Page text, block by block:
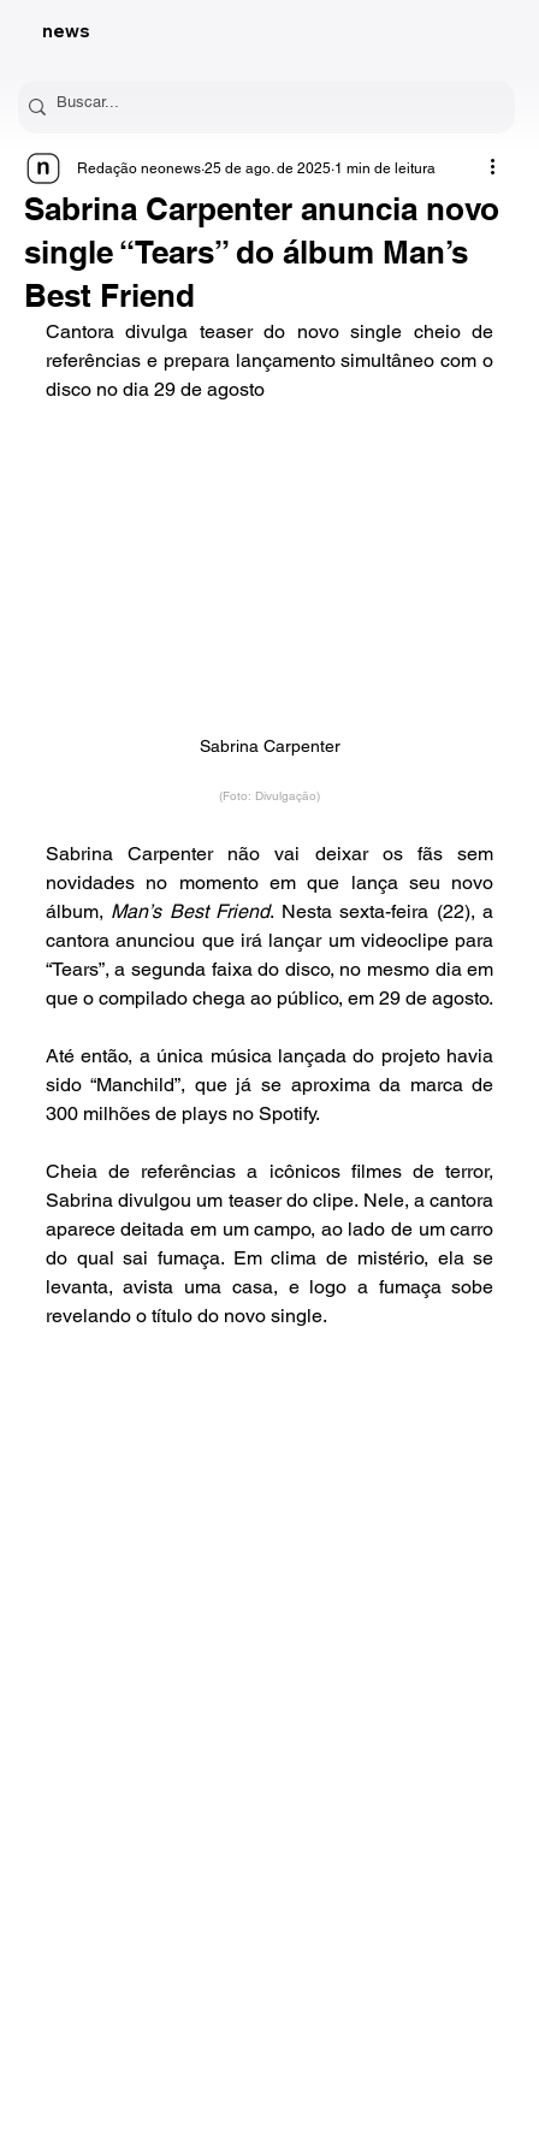
news
Sabrina Carpenter anuncia novo
single “Tears” do álbum Man’s
Best Friend
Redação neonews 25 de ago. de 2025 1 min de leitura
Cantora divulga teaser do novo single cheio de
referências e prepara lançamento simultâneo com o
disco no dia 29 de agosto
Sabrina Carpenter
(Foto: Divulgação)
Sabrina Carpenter não vai deixar os fãs sem
novidades no momento em que lança seu novo
álbum, Man’s Best Friend. Nesta sexta-feira (22), a
cantora anunciou que irá lançar um videoclipe para
“Tears”, a segunda faixa do disco, no mesmo dia em
que o compilado chega ao público, em 29 de agosto.
Até então, a única música lançada do projeto havia
sido “Manchild”, que já se aproxima da marca de
300 milhões de plays no Spotify.
Cheia de referências a icônicos filmes de terror,
Sabrina divulgou um teaser do clipe. Nele, a cantora
aparece deitada em um campo, ao lado de um carro
do qual sai fumaça. Em clima de mistério, ela se
levanta, avista uma casa, e logo a fumaça sobe
revelando o título do novo single.